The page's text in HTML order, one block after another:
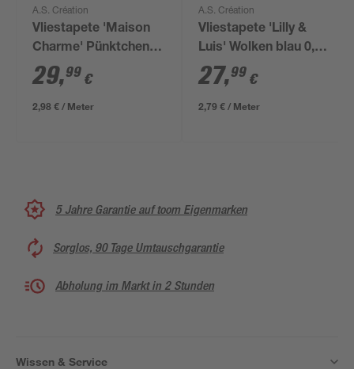
A.S. Création
Vliestapete 'Maison
Charme' Pünktchen
hellblau/weiß 0,53 x
10,05 m
29,99 €
2,98 € / Meter
A.S. Création
Vliestapete 'Lilly &
Luis' Wolken blau 0,53
x 10,05 m
27,99 €
2,79 € / Meter
5 Jahre Garantie auf toom Eigenmarken
Sorglos, 90 Tage Umtauschgarantie
Abholung im Markt in 2 Stunden
Wissen & Service